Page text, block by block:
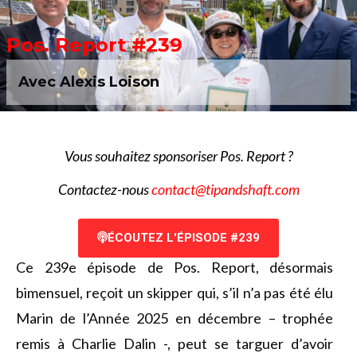
Pos. Report #239
Avec Alexis Loison
Vous souhaitez sponsoriser Pos. Report ?
Contactez-nouscontact@tipandshaft.com
ÉCOUTEZ L'ÉPISODE #239
Ce 239e épisode de Pos. Report, désormais
bimensuel, reçoit un skipper qui, s’il n’a pas été élu
Marin de l’Année 2025 en décembre – trophée
remis à Charlie Dalin -, peut se targuer d’avoir